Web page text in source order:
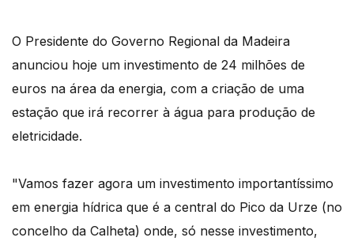
O Presidente do Governo Regional da Madeira
anunciou hoje um investimento de 24 milhões de
euros na área da energia, com a criação de uma
estação que irá recorrer à água para produção de
eletricidade.
"Vamos fazer agora um investimento importantíssimo
em energia hídrica que é a central do Pico da Urze (no
concelho da Calheta) onde, só nesse investimento,